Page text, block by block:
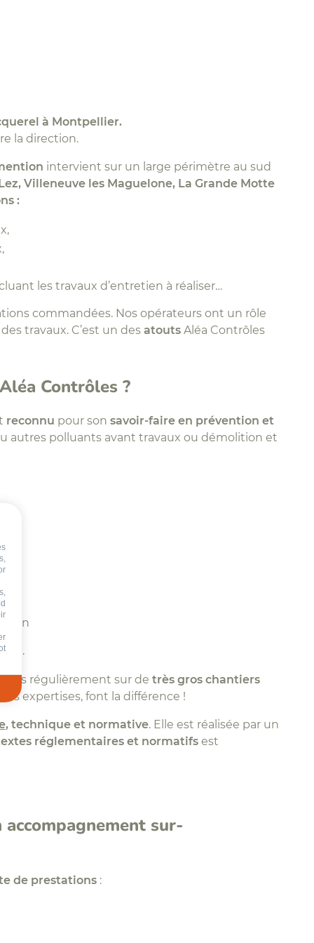
à Montpellier.
la direction.
intervient sur un large périmètre au sud
Villeneuve les Maguelone, La Grande Motte
:
les travaux d’entretien à réaliser…
commandées. Nos opérateurs ont un rôle
travaux. C’est un desatouts Aléa Contrôles
Contrôles ?
reconnu pour son savoir-faire en prévention et
autres polluants avant travaux ou démolition et
an
régulièrement sur de très gros chantiers
expertises, font la différence !
, technique et normative. Elle est réalisée par un
réglementaires et normatifs est
sur-
de prestations :